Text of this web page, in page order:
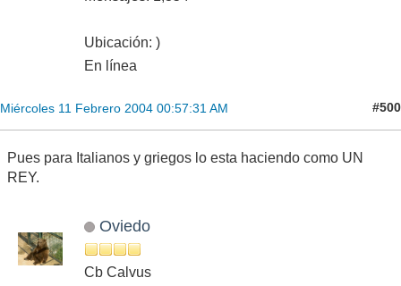
Ubicación: )
En línea
Miércoles 11 Febrero 2004 00:57:31 AM #500
Pues para Italianos y griegos lo esta haciendo como UN
REY.
Oviedo
Cb Calvus